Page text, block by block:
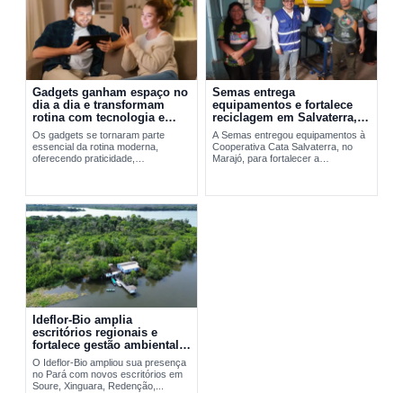
Gadgets ganham espaço no
dia a dia e transformam
rotina com tecnologia e
praticidade
Os gadgets se tornaram parte
essencial da rotina moderna,
oferecendo praticidade,
dispositivos vai do Walkman aos
smartphones...
Semas entrega
equipamentos e fortalece
reciclagem em Salvaterra,
no Marajó
A Semas entregou equipamentos à
Cooperativa Cata Salvaterra, no
Marajó, para fortalecer a
Ideflor-Bio amplia
escritórios regionais e
fortalece gestão ambiental
no Pará
O Ideflor-Bio ampliou sua presença
no Pará com novos escritórios em
Soure, Xinguara, Redenção,...